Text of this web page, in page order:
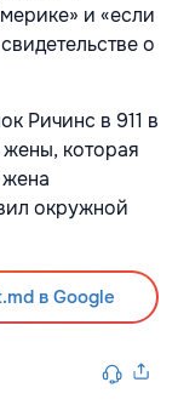
и «если
о
Ричинс в 911 в
которая
окружной
в Google